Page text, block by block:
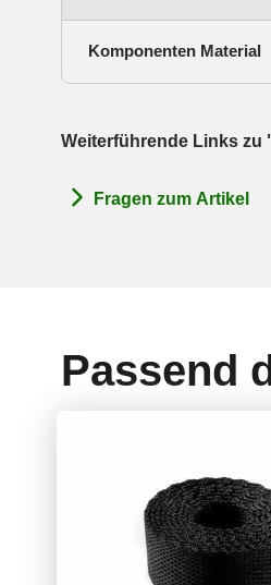
Komponenten Material
Weiterführende Links zu
Fragen zum Artikel
Passend